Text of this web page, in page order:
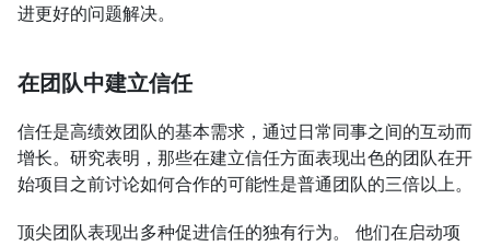
进更好的问题解决。
在团队中建立信任
信任是高绩效团队的基本需求，通过日常同事之间的互动而
增长。研究表明，那些在建立信任方面表现出色的团队在开
始项目之前讨论如何合作的可能性是普通团队的三倍以上。
顶尖团队表现出多种促进信任的独有行为。 他们在启动项